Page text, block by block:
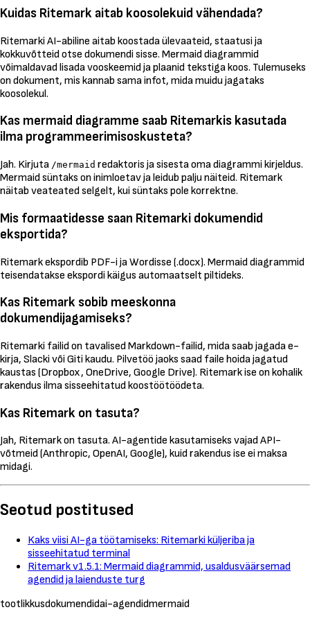
Kuidas Ritemark aitab koosolekuid vähendada?
Ritemarki AI-abiline aitab koostada ülevaateid, staatusi ja
kokkuvõtteid otse dokumendi sisse. Mermaid diagrammid
võimaldavad lisada vooskeemid ja plaanid tekstiga koos. Tulemuseks
on dokument, mis kannab sama infot, mida muidu jagataks
koosolekul.
Kas mermaid diagramme saab Ritemarkis kasutada
ilma programmeerimisoskusteta?
Jah. Kirjuta /mermaid redaktoris ja sisesta oma diagrammi kirjeldus.
Mermaid süntaks on inimloetav ja leidub palju näiteid. Ritemark
näitab veateated selgelt, kui süntaks pole korrektne.
Mis formaatidesse saan Ritemarki dokumendid
eksportida?
Ritemark ekspordib PDF-i ja Wordisse (.docx). Mermaid diagrammid
teisendatakse ekspordi käigus automaatselt piltideks.
Kas Ritemark sobib meeskonna
dokumendijagamiseks?
Ritemarki failid on tavalised Markdown-failid, mida saab jagada e-
kirja, Slacki või Giti kaudu. Pilvetöö jaoks saad faile hoida jagatud
kaustas (Dropbox, OneDrive, Google Drive). Ritemark ise on kohalik
rakendus ilma sisseehitatud koostöötöödeta.
Kas Ritemark on tasuta?
Jah, Ritemark on tasuta. AI-agentide kasutamiseks vajad API-
võtmeid (Anthropic, OpenAI, Google), kuid rakendus ise ei maksa
midagi.
Seotud postitused
Kaks viisi AI-ga töötamiseks: Ritemarki küljeriba ja
sisseehitatud terminal
Ritemark v1.5.1: Mermaid diagrammid, usaldusväärsemad
agendid ja laienduste turg
tootlikkusdokumendidai-agendidmermaid